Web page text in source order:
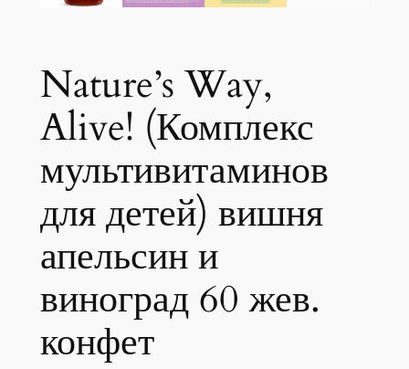
Nature’s Way,
Alive! (Комплекс
мультивитаминов
для детей) вишня
апельсин и
виноград 60 жев.
конфет